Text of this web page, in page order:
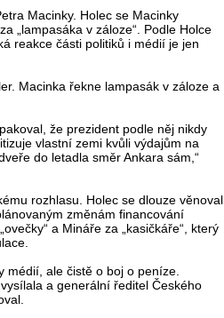
Macinky. Holec se Macinky
„lampasáka v záloze“. Podle Holce
reakce části politiků i médií je jen
Macinka řekne lampasák v záloze a
že prezident podle něj nikdy
vlastní zemi kvůli výdajům na
do letadla směr Ankara sám,“
rozhlasu. Holec se dlouze věnoval
změnám financování
a Mináře za „kasičkáře“, který
médií, ale čistě o boj o peníze.
a generální ředitel Českého